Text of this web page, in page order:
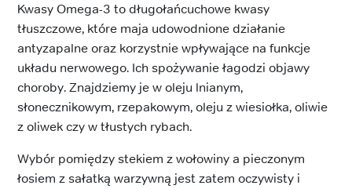
Kwasy Omega-3 to długołańcuchowe kwasy
tłuszczowe, które maja udowodnione działanie
antyzapalne oraz korzystnie wpływające na funkcje
układu nerwowego. Ich spożywanie łagodzi objawy
choroby. Znajdziemy je w oleju lnianym,
słonecznikowym, rzepakowym, oleju z wiesiołka, oliwie
z oliwek czy w tłustych rybach.
Wybór pomiędzy stekiem z wołowiny a pieczonym
łosiem z sałatką warzywną jest zatem oczywisty i